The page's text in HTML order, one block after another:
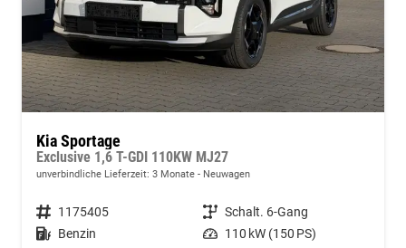
Kia Sportage
Exclusive 1,6 T-GDI 110KW MJ27
unverbindliche Lieferzeit: 3 Monate Neuwagen
Fahrzeugnummer 1175405 Getriebe Schalt. 6-Gang
Kraftstoff Benzin Leistung 110 kW (150 PS)